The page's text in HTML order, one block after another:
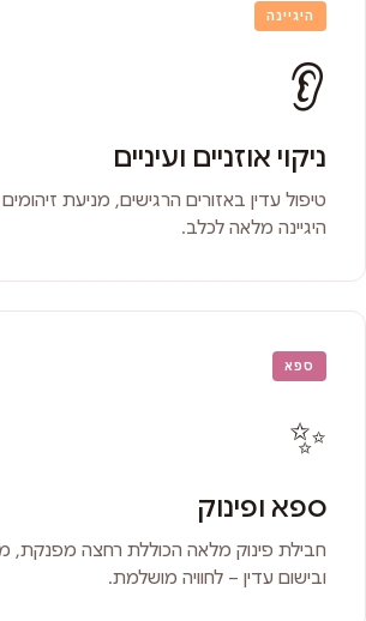
היגיינה
👂
ניקוי אוזניים ועיניים
טיפול עדין באזורים הרגישים, מניעת
היגיינה מלאה לכלב.
ספא
✨
ספא ופינוק
חבילת פינוק מלאה הכוללת רחצה מפנקת,
ובישום עדין – לחוויה מושלמת.